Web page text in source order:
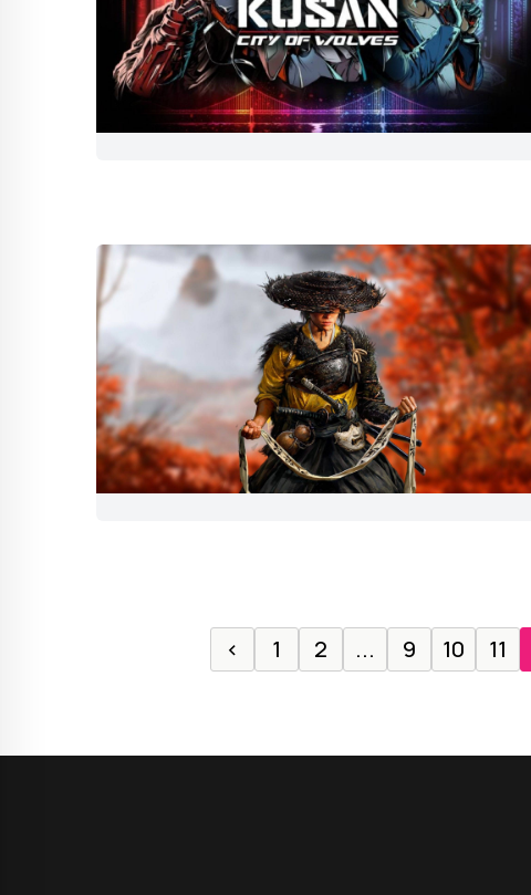
‹ 1 2 ... 9 10 11